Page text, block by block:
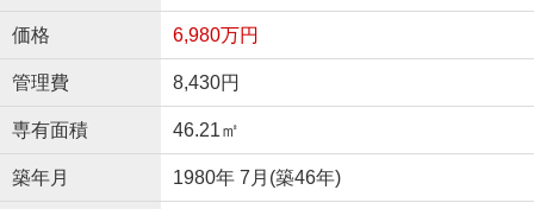
価格 6,980万円
管理費 8,430円
専有面積 46.21㎡
築年月 1980年 7月(築46年)